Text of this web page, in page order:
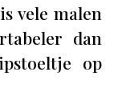
vele malen
dan
op